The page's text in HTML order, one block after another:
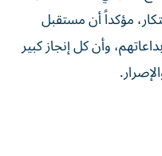
مؤكداً أن مستقبل
وأن كل إنجاز كبير